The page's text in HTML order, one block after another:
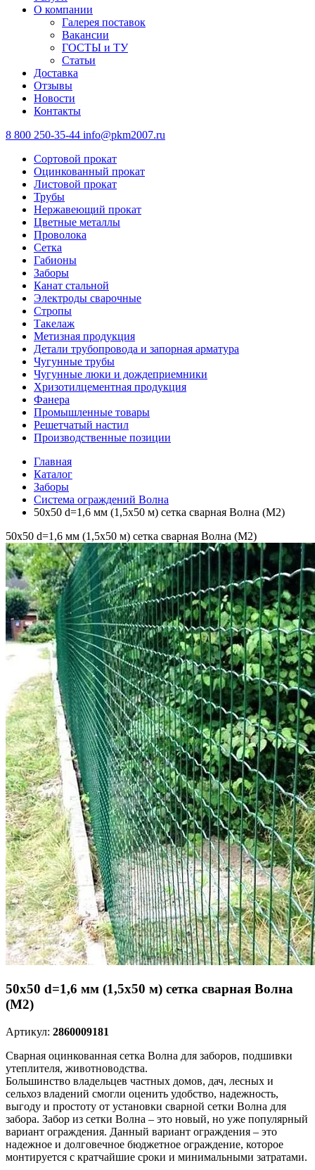
О компании
Галерея поставок
Вакансии
ГОСТЫ и ТУ
Статьи
Доставка
Отзывы
Новости
Контакты
8 800 250-35-44 info@pkm2007.ru
Сортовой прокат
Оцинкованный прокат
Листовой прокат
Трубы
Нержавеющий прокат
Цветные металлы
Проволока
Сетка
Габионы
Заборы
Канат стальной
Электроды сварочные
Стропы
Такелаж
Метизная продукция
Детали трубопровода и запорная арматура
Чугунные трубы
Чугунные люки и дождеприемники
Хризотилцементная продукция
Фанера
Промышленные товары
Решетчатый настил
Производственные позиции
Главная
Каталог
Заборы
Система ограждений Волна
50х50 d=1,6 мм (1,5х50 м) сетка сварная Волна (М2)
50х50 d=1,6 мм (1,5х50 м) сетка сварная Волна (М2)
50х50 d=1,6 мм (1,5х50 м) сетка сварная Волна
(М2)
Артикул: 2860009181
Сварная оцинкованная сетка Волна для заборов, подшивки
утеплителя, животноводства.
Большинство владельцев частных домов, дач, лесных и
сельхоз владений смогли оценить удобство, надежность,
выгоду и простоту от установки сварной сетки Волна для
забора. Забор из сетки Волна – это новый, но уже популярный
вариант ограждения. Данный вариант ограждения – это
надежное и долговечное бюджетное ограждение, которое
монтируется с кратчайшие сроки и минимальными затратами.